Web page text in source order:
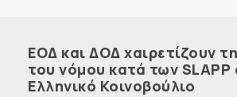
ΕΟΔ και ΔΟΔ χαιρετίζουν
του νόμου κατά των SLAPP
Ελληνικό Κοινοβούλιο